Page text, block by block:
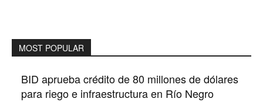
MOST POPULAR
BID aprueba crédito de 80 millones de dólares
para riego e infraestructura en Río Negro